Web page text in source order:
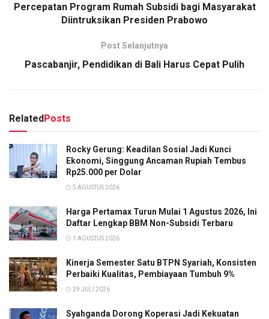
Percepatan Program Rumah Subsidi bagi Masyarakat
Diintruksikan Presiden Prabowo
Post Selanjutnya
Pascabanjir, Pendidikan di Bali Harus Cepat Pulih
RelatedPosts
Rocky Gerung: Keadilan Sosial Jadi Kunci
Ekonomi, Singgung Ancaman Rupiah Tembus
Rp25.000 per Dolar
5 AGUSTUS 2026
Harga Pertamax Turun Mulai 1 Agustus 2026, Ini
Daftar Lengkap BBM Non-Subsidi Terbaru
1 AGUSTUS 2026
Kinerja Semester Satu BTPN Syariah, Konsisten
Perbaiki Kualitas, Pembiayaan Tumbuh 9%
29 JULI 2026
Syahganda Dorong Koperasi Jadi Kekuatan